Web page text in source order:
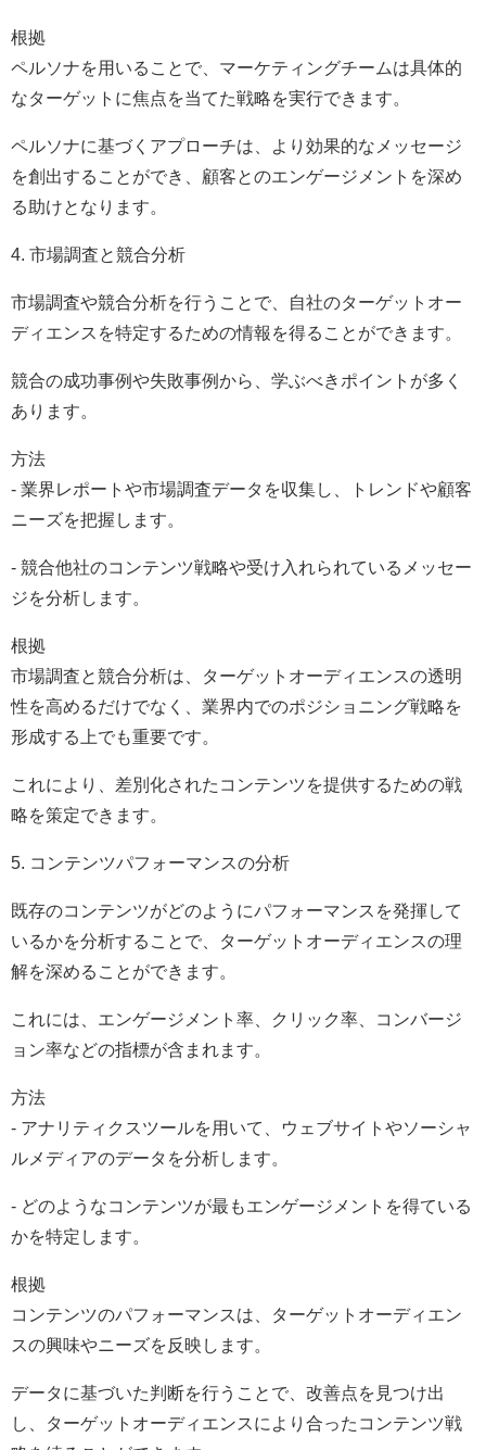
根拠
ペルソナを用いることで、マーケティングチームは具体的
なターゲットに焦点を当てた戦略を実行できます。
ペルソナに基づくアプローチは、より効果的なメッセージ
を創出することができ、顧客とのエンゲージメントを深め
る助けとなります。
4. 市場調査と競合分析
市場調査や競合分析を行うことで、自社のターゲットオー
ディエンスを特定するための情報を得ることができます。
競合の成功事例や失敗事例から、学ぶべきポイントが多く
あります。
方法
- 業界レポートや市場調査データを収集し、トレンドや顧客
ニーズを把握します。
- 競合他社のコンテンツ戦略や受け入れられているメッセー
ジを分析します。
根拠
市場調査と競合分析は、ターゲットオーディエンスの透明
性を高めるだけでなく、業界内でのポジショニング戦略を
形成する上でも重要です。
これにより、差別化されたコンテンツを提供するための戦
略を策定できます。
5. コンテンツパフォーマンスの分析
既存のコンテンツがどのようにパフォーマンスを発揮して
いるかを分析することで、ターゲットオーディエンスの理
解を深めることができます。
これには、エンゲージメント率、クリック率、コンバージ
ョン率などの指標が含まれます。
方法
- アナリティクスツールを用いて、ウェブサイトやソーシャ
ルメディアのデータを分析します。
- どのようなコンテンツが最もエンゲージメントを得ている
かを特定します。
根拠
コンテンツのパフォーマンスは、ターゲットオーディエン
スの興味やニーズを反映します。
データに基づいた判断を行うことで、改善点を見つけ出
し、ターゲットオーディエンスにより合ったコンテンツ戦